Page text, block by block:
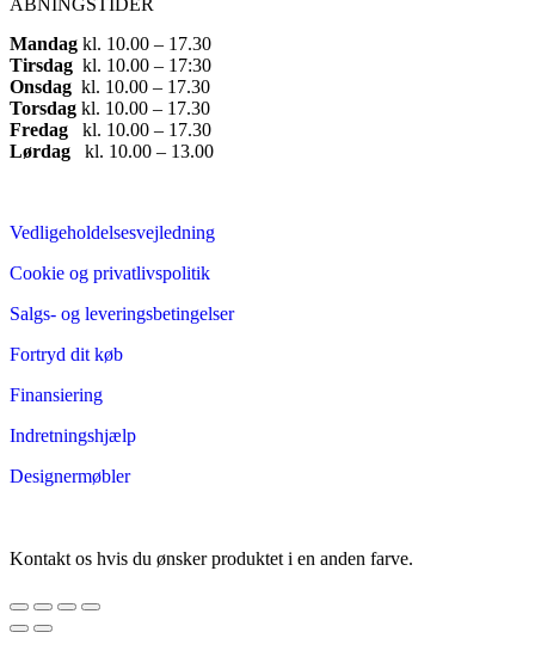
Mandag ​ kl. 10.00 – 17.30​
Tirsdag ​ kl. 10.00 – 17:30​
Onsdag ​ kl. 10.00 – 17.30​
Torsdag ​ kl. 10.00 – 17.30​
Fredag ​ kl. 10.00 – 17.30​
Lørdag ​ kl. 10.00 – 13.00
Vedligeholdelsesvejledning
Cookie og privatlivspolitik
Salgs- og leveringsbetingelser
Fortryd dit køb
Finansiering
Indretningshjælp
Designermøbler
Kontakt os hvis du ønsker produktet i en anden farve.